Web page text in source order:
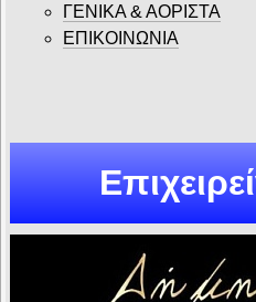
ΓΕΝΙΚΑ & ΑΟΡΙΣΤΑ
ΕΠΙΚΟΙΝΩΝΙΑ